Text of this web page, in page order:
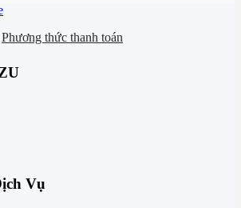
Phương thức thanh toán
Vụ